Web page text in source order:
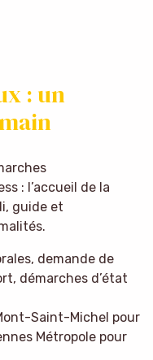
: un
: l’accueil de la
guide et
demande de
démarches d’état
Saint-Michel pour
Métropole pour